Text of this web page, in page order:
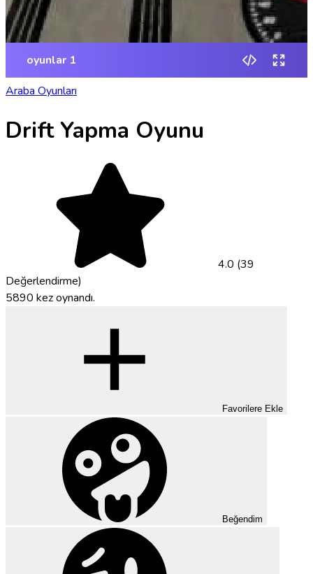
Araba Oyunları
Drift Yapma Oyunu
4.0 (39
Değerlendirme)
5890 kez oynandı.
Favorilere Ekle
Beğendim